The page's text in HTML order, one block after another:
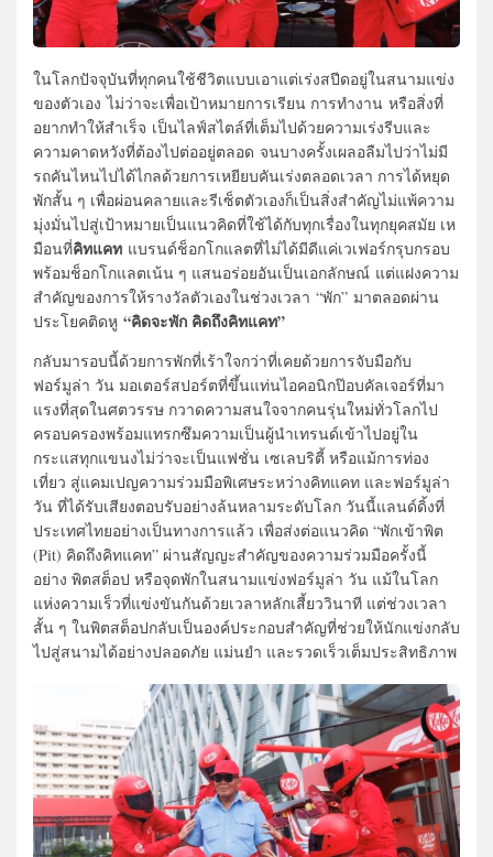
ในโลกปัจจุบันที่ทุกคนใช้ชีวิตแบบเอาแต่เร่งสปีดอยู่ในสนามแข่ง
ของตัวเอง ไม่ว่าจะเพื่อเป้าหมายการเรียน การทำงาน หรือสิ่งที่
อยากทำให้สำเร็จ เป็นไลฟ์สไตล์ที่เต็มไปด้วยความเร่งรีบและ
ความคาดหวังที่ต้องไปต่ออยู่ตลอด จนบางครั้งเผลอลืมไปว่าไม่มี
รถคันไหนไปได้ไกลด้วยการเหยียบคันเร่งตลอดเวลา การได้หยุด
พักสั้น ๆ เพื่อผ่อนคลายและรีเซ็ตตัวเองก็เป็นสิ่งสำคัญไม่แพ้ความ
มุ่งมั่นไปสู่เป้าหมายเป็นแนวคิดที่ใช้ได้กับทุกเรื่องในทุกยุคสมัย เห
มือนที่คิทแคท แบรนด์ช็อกโกแลตที่ไม่ได้มีดีแค่เวเฟอร์กรุบกรอบ
พร้อมช็อกโกแลตเน้น ๆ แสนอร่อยอันเป็นเอกลักษณ์ แต่แฝงความ
สำคัญของการให้รางวัลตัวเองในช่วงเวลา “พัก” มาตลอดผ่าน
ประโยคติดหู “คิดจะพัก คิดถึงคิทแคท”
กลับมารอบนี้ด้วยการพักที่เร้าใจกว่าที่เคยด้วยการจับมือกับ
ฟอร์มูล่า วัน มอเตอร์สปอร์ตที่ขึ้นแท่นไอคอนิกป๊อบคัลเจอร์ที่มา
แรงที่สุดในศตวรรษ กวาดความสนใจจากคนรุ่นใหม่ทั่วโลกไป
ครอบครองพร้อมแทรกซึมความเป็นผู้นำเทรนด์เข้าไปอยู่ใน
กระแสทุกแขนงไม่ว่าจะเป็นแฟชั่น เซเลบริตี้ หรือแม้การท่อง
เที่ยว สู่แคมเปญความร่วมมือพิเศษระหว่างคิทแคท และฟอร์มูล่า
วัน ที่ได้รับเสียงตอบรับอย่างล้นหลามระดับโลก วันนี้แลนด์ดิ้งที่
ประเทศไทยอย่างเป็นทางการแล้ว เพื่อส่งต่อแนวคิด “พักเข้าพิต
(Pit) คิดถึงคิทแคท” ผ่านสัญญะสำคัญของความร่วมมือครั้งนี้
อย่าง พิตสต็อป หรือจุดพักในสนามแข่งฟอร์มูล่า วัน แม้ในโลก
แห่งความเร็วที่แข่งขันกันด้วยเวลาหลักเสี้ยววินาที แต่ช่วงเวลา
สั้น ๆ ในพิตสต็อปกลับเป็นองค์ประกอบสำคัญที่ช่วยให้นักแข่งกลับ
ไปสู่สนามได้อย่างปลอดภัย แม่นยำ และรวดเร็วเต็มประสิทธิภาพ